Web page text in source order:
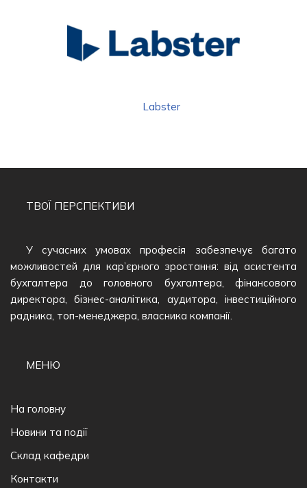
Labster
ТВОЇ ПЕРСПЕКТИВИ
У сучасних умовах професія забезпечує багато
можливостей для кар’єрного зростання: від асистента
бухгалтера до головного бухгалтера, фінансового
директора, бізнес-аналітика, аудитора, інвестиційного
радника, топ-менеджера, власника компанії.
МЕНЮ
На головну
Новини та події
Склад кафедри
Контакти